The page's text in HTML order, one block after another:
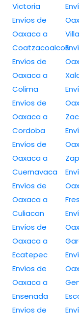
Victoria
Envíos de
Oaxaca a
Coatzacoalcos
Envíos de
Oaxaca a
Colima
Envíos de
Oaxaca a
Cordoba
Envíos de
Oaxaca a
Cuernavaca
Envíos de
Oaxaca a
Culiacan
Envíos de
Oaxaca a
Ecatepec
Envíos de
Oaxaca a
Ensenada
Envíos de